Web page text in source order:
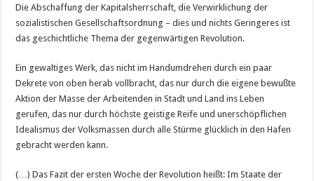
Die Abschaffung der Kapitalsherrschaft, die Verwirklichung der
sozialistischen Gesellschaftsordnung – dies und nichts Geringeres ist
das geschichtliche Thema der gegenwärtigen Revolution.
Ein gewaltiges Werk, das nicht im Handumdrehen durch ein paar
Dekrete von oben herab vollbracht, das nur durch die eigene bewußte
Aktion der Masse der Arbeitenden in Stadt und Land ins Leben
gerufen, das nur durch höchste geistige Reife und unerschöpflichen
Idealismus der Volksmassen durch alle Stürme glücklich in den Hafen
gebracht werden kann.
(…) Das Fazit der ersten Woche der Revolution heißt: Im Staate der